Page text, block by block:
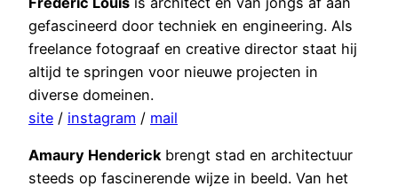
gefascineerd door techniek en engineering. Als
freelance fotograaf en creative director staat hij
altijd te springen voor nieuwe projecten in
diverse domeinen.
site / instagram / mail
Amaury Henderick brengt stad en architectuur
steeds op fascinerende wijze in beeld. Van het